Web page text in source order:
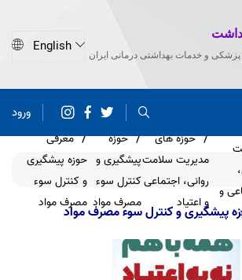
پزشکی و خدمات بهداشتی درمانی ایران
ورود
و
حوزه های
مدیریت سلامت
روانی، اجتماعی
و اعتیاد
حوزه
پیشگیری و
کنترل سوء
مصرف مواد
معرفی
حوزه پیشگیری
و کنترل سوء
مصرف موادپیشگیری و کنترل سوء مصرف مواد